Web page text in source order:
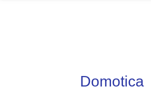
Domotica